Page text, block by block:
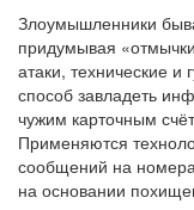
Злоумышленники
придумывая
атаки, технические
способ завладеть
чужим карточным
Применяются
сообщений на
на основании